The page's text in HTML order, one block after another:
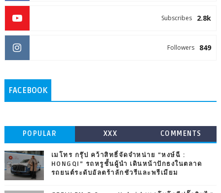
2.8k
Subscribes
849
Followers
FACEBOOK
POPULAR XXX COMMENTS
เมโทร กรุ๊ป คว้าสิทธิ์จัดจำหน่าย “หงษ์ฉี :
HONGQI” รถหรูชั้นผู้นำ เดินหน้าปักธงในตลาด
รถยนต์ระดับอัลตร้าลักชัวรีและพรีเมียม